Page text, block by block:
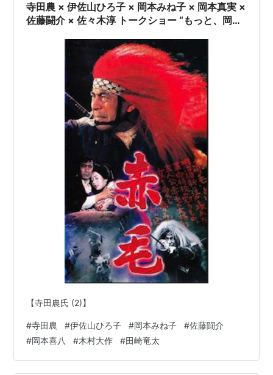
寺田農 × 伊佐山ひろ子 × 岡本みね子 × 岡本真実 ×
佐藤闘介 × 佐々木淳 トークショー “もっと、岡本
弾』『大誘拐』『吶喊』（2）
【寺田農氏 (2)】
#寺田農 #伊佐山ひろ子 #岡本みね子 #佐藤闘介
#岡本喜八 #木村大作 #田崎竜太